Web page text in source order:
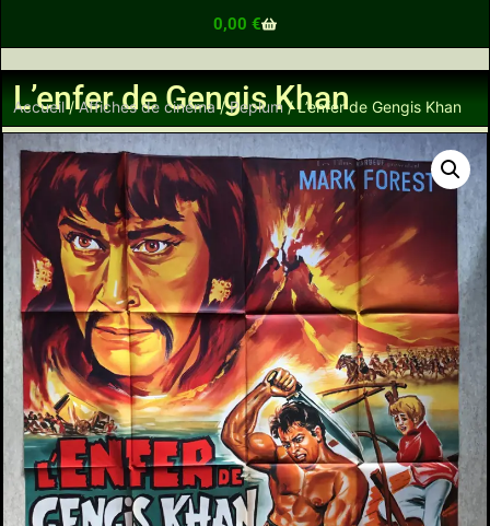
0,00 €
L’enfer de Gengis Khan
Accueil/Affiches de cinéma/Peplum/ L’enfer de Gengis Khan